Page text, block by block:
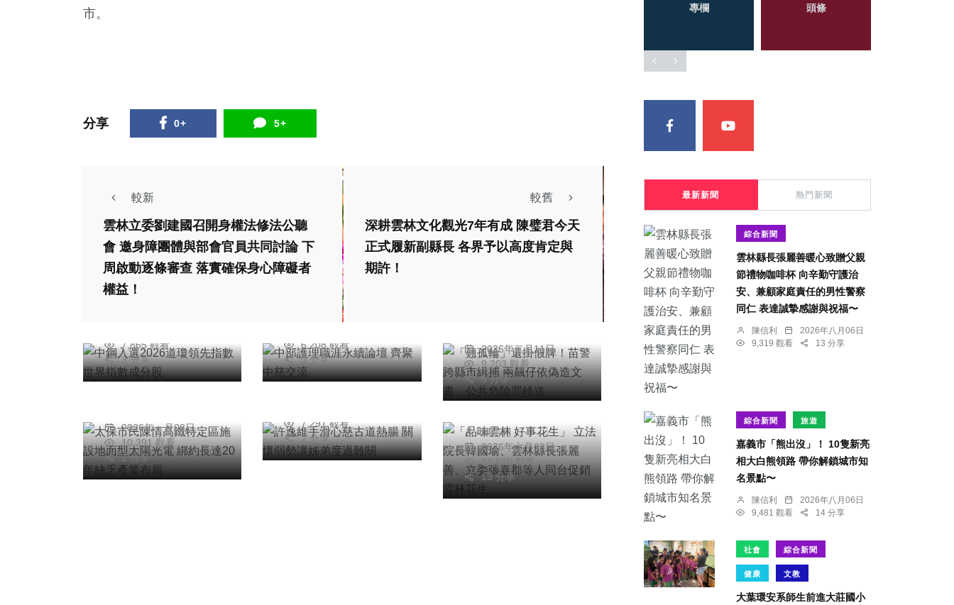
市。
分享 0+ 5+
較新
雲林立委劉建國召開身權法修法公聽
會 邀身障團體與部會官員共同討論 下
周啟動逐條審查 落實確保身心障礙者
權益！
較舊
深耕雲林文化觀光7年有成 陳璧君今天
正式履新副縣長 各界予以高度肯定與
期許！
綜合新聞
​中鋼入選2026道瓊
領先指數世界指數成
分股
7,865 觀看
3 分享
健康
中部護理職涯永續論
壇 齊聚中慈交流
6,208 觀看
3 分享
社會 綜合新聞
2026年二月11日
9,203 觀看
5 分享
太保市民陳情高鐵特
定區施設地面型太陽
2026年一月08日
10,391 觀看
2 分享
熱腸 關懷弱勢讓姊
弟度過難關
7,291 觀看
2 分享
農業 綜合新聞
「品味雲林 好事花
生」 立法院長韓國
善、立委張嘉郡等人
同台促銷雲林花生
陳信利
2026年七月03日
11,810 觀看
13 分享
專欄 頭條
社會 文教
最新新聞 熱門新聞
綜合新聞
雲林縣長張麗善暖心致贈父親
節禮物咖啡杯 向辛勤守護治
安、兼顧家庭責任的男性警察
同仁 表達誠摯感謝與祝福〜
陳信利
2026年八月06日
9,319 觀看
13 分享
綜合新聞 旅遊
嘉義市「熊出沒」！ 10隻新亮
相大白熊領路 帶你解鎖城市知
名景點〜
陳信利
2026年八月06日
9,481 觀看
14 分享
社會 綜合新聞
健康 文教
大葉環安系師生前進大莊國小